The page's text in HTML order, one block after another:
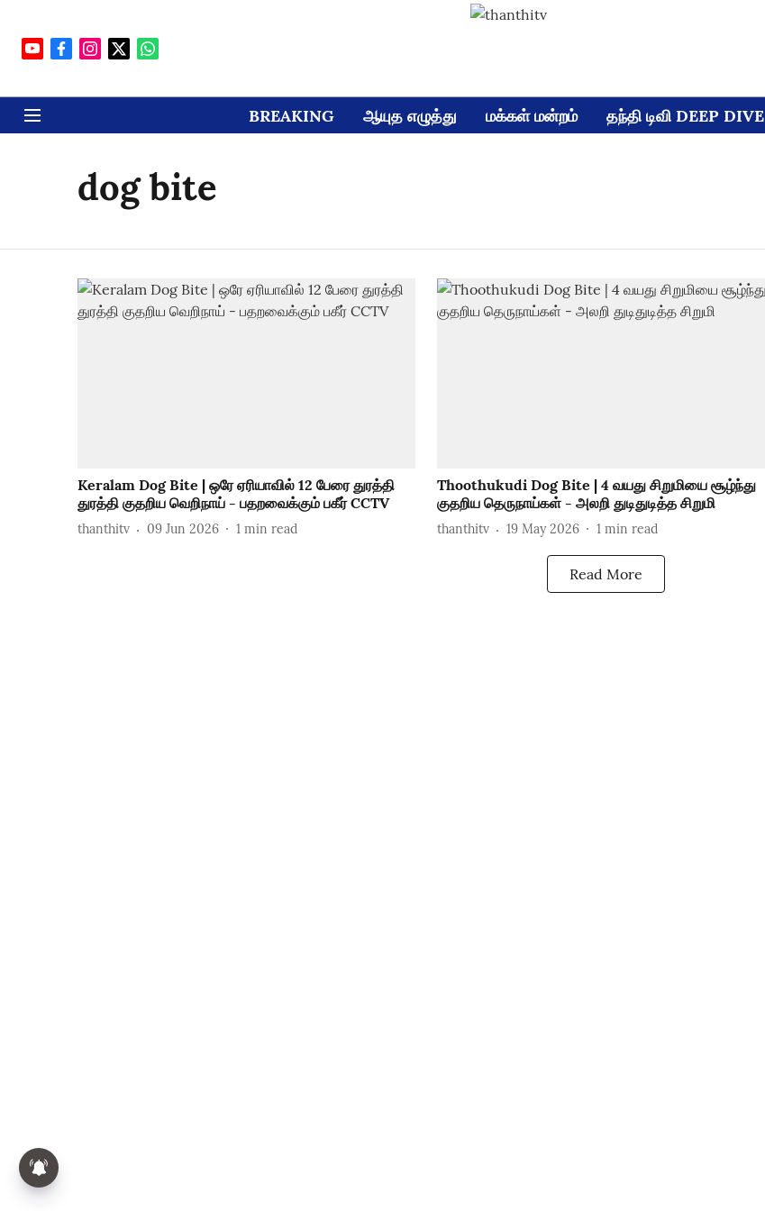
BREAKING ஆயுத எழுத்து மக்கள் மன்றம் தந்தி டிவி DEEP DIVE
dog bite
Keralam Dog Bite | ஒரே ஏரியாவில் 12 பேரை துரத்தி
துரத்தி குதறிய வெறிநாய் - பதறவைக்கும் பகீர் CCTV
thanthitv 09 Jun 2026 1 min read
Thoothukudi Dog Bite | 4 வயது சிறுமியை சூழ்ந்து
குதறிய தெருநாய்கள் - அலறி துடிதுடித்த சிறுமி
thanthitv 19 May 2026 1 min read
Read More